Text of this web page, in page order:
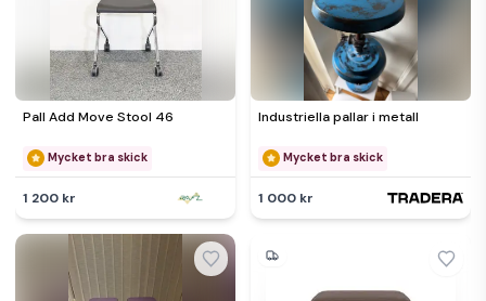
Pall Add Move Stool 46
Mycket bra skick
1 200 kr
Industriella pallar i metall
Mycket bra skick
1 000 kr